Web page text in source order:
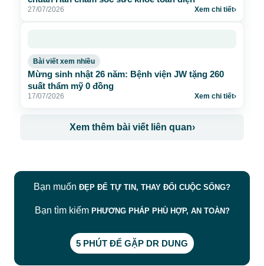
27/07/2026 Xem chi tiết›
Bài viết xem nhiều
Mừng sinh nhật 26 năm: Bệnh viện JW tặng 260
suất thẩm mỹ 0 đồng
17/07/2026 Xem chi tiết›
Xem thêm bài viết liên quan›
Bạn muốn ĐẸP ĐỂ TỰ TIN, THAY ĐỔI CUỘC SỐNG?
Bạn tìm kiếm PHƯƠNG PHÁP PHÙ HỢP, AN TOÀN?
5 PHÚT ĐỂ GẶP DR DUNG